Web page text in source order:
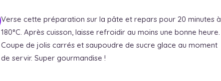
Verse cette préparation sur la pâte et repars pour 20 minutes à
180°C. Après cuisson, laisse refroidir au moins une bonne heure.
Coupe de jolis carrés et saupoudre de sucre glace au moment
de servir. Super gourmandise !